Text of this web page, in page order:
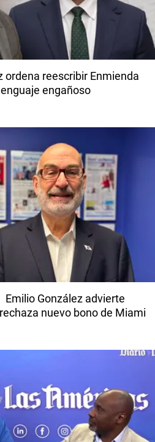
ordena reescribir Enmienda
engañoso
Emilio González advierte
nuevo bono de Miami